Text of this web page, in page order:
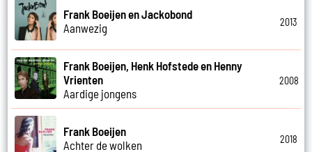
Frank Boeijen en Jackobond
Aanwezig
2013
Frank Boeijen, Henk Hofstede en Henny
Vrienten
Aardige jongens
2008
Frank Boeijen
Achter de wolken
2018